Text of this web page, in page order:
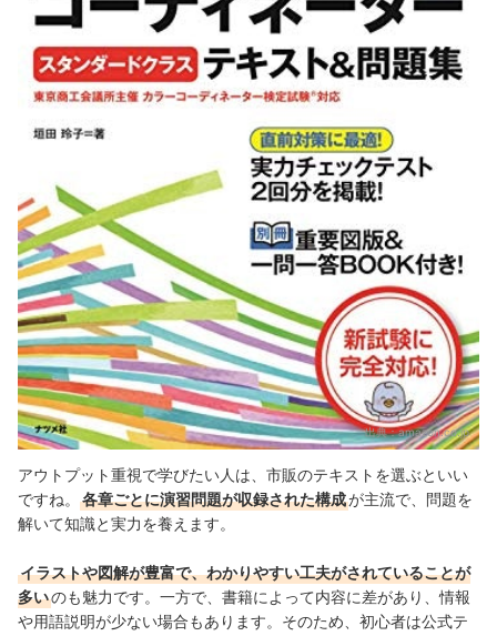
出典：amazon.co.jp
アウトプット重視で学びたい人は、市販のテキストを選ぶといい
ですね。
各章ごとに演習問題が収録された構成が主流で、問題を
解いて知識と実力を養えます。
イラストや図解が豊富で、わかりやすい工夫がされていることが
多いのも魅力です。一方で、書籍によって内容に差があり、情報
や用語説明が少ない場合もあります。そのため、初心者は公式テ